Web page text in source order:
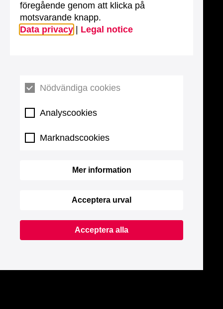
föregående genom att klicka på
motsvarande knapp.
Data privacy
Legal notice
Nödvändiga cookies
Analyscookies
Marknadscookies
Mer information
Acceptera urval
Acceptera alla